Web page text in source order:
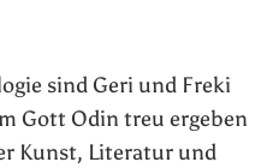
sind Geri und Freki
Gott Odin treu ergeben
Kunst, Literatur und